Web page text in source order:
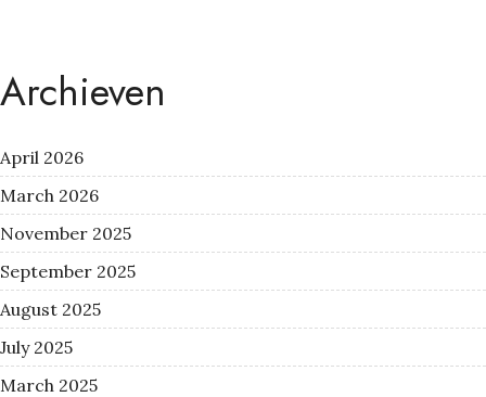
Archieven
April 2026
March 2026
November 2025
September 2025
August 2025
July 2025
March 2025